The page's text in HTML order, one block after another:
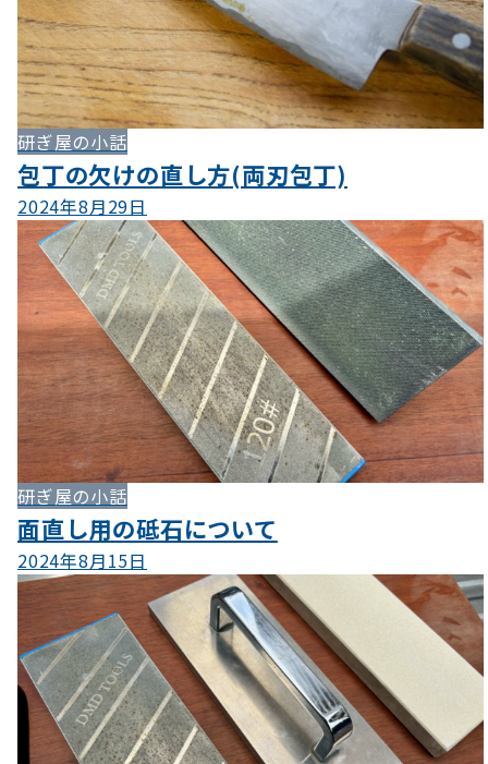
研ぎ屋の小話
包丁の欠けの直し方(両刃包丁)
2024年8月29日
研ぎ屋の小話
面直し用の砥石について
2024年8月15日